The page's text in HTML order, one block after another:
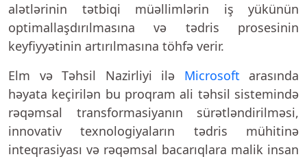
alətlərinin tətbiqi müəllimlərin iş yükünün
optimallaşdırılmasına və tədris prosesinin
keyfiyyətinin artırılmasına töhfə verir.
Elm və Təhsil Nazirliyi ilə Microsoft arasında
həyata keçirilən bu proqram ali təhsil sistemində
rəqəmsal transformasiyanın sürətləndirilməsi,
innovativ texnologiyaların tədris mühitinə
inteqrasiyası və rəqəmsal bacarıqlara malik insan